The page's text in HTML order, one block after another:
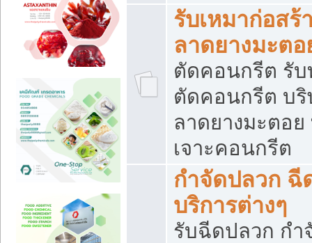
รับเหมาก่อส
ลาดยางมะต
ตัดคอนกรีต รับ
ตัดคอนกรีต บริ
ลาดยางมะตอ
เจาะคอนกรีต
กำจัดปลวก ฉี
บริการต่างๆ
รับฉีดปลวก กำ